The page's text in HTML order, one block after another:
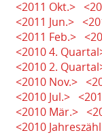
<2011 Okt.>
<2011 Jun.>
<2011 Feb.>
<2010 4.
<2010 2.
<2010 Nov.>
<2010 Jul.>
<2010 Mär.>
<2010